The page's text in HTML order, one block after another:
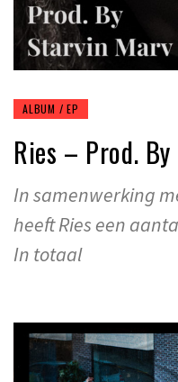
ALBUM / EP
Ries – Prod.
In samenwerking
heeft Ries een
In totaal